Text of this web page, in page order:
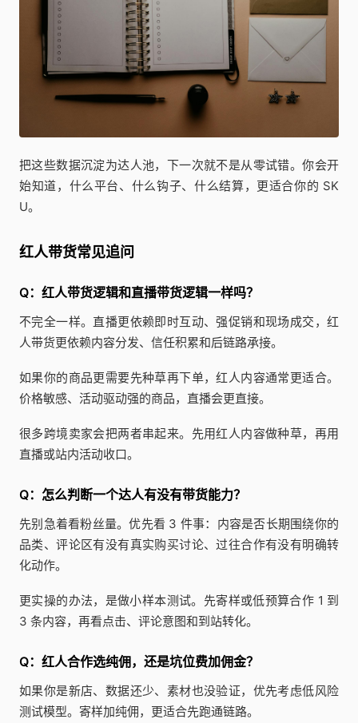
把这些数据沉淀为达人池，下一次就不是从零试错。你会开
始知道，什么平台、什么钩子、什么结算，更适合你的 SK
U。
红人带货常见追问
Q：红人带货逻辑和直播带货逻辑一样吗？
不完全一样。直播更依赖即时互动、强促销和现场成交，红
人带货更依赖内容分发、信任积累和后链路承接。
如果你的商品更需要先种草再下单，红人内容通常更适合。
价格敏感、活动驱动强的商品，直播会更直接。
很多跨境卖家会把两者串起来。先用红人内容做种草，再用
直播或站内活动收口。
Q：怎么判断一个达人有没有带货能力？
先别急着看粉丝量。优先看 3 件事：内容是否长期围绕你的
品类、评论区有没有真实购买讨论、过往合作有没有明确转
化动作。
更实操的办法，是做小样本测试。先寄样或低预算合作 1 到
3 条内容，再看点击、评论意图和到站转化。
Q：红人合作选纯佣，还是坑位费加佣金？
如果你是新店、数据还少、素材也没验证，优先考虑低风险
测试模型。寄样加纯佣，更适合先跑通链路。